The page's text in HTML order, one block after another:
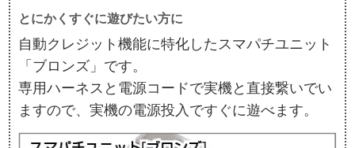
とにかくすぐに遊びたい方に
自動クレジット機能に特化したスマパチユニット
「ブロンズ」です。
専用ハーネスと電源コードで実機と直接繋いでい
ますので、実機の電源投入ですぐに遊べます。